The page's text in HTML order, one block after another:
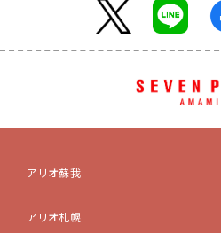
アリオ蘇我
アリオ札幌